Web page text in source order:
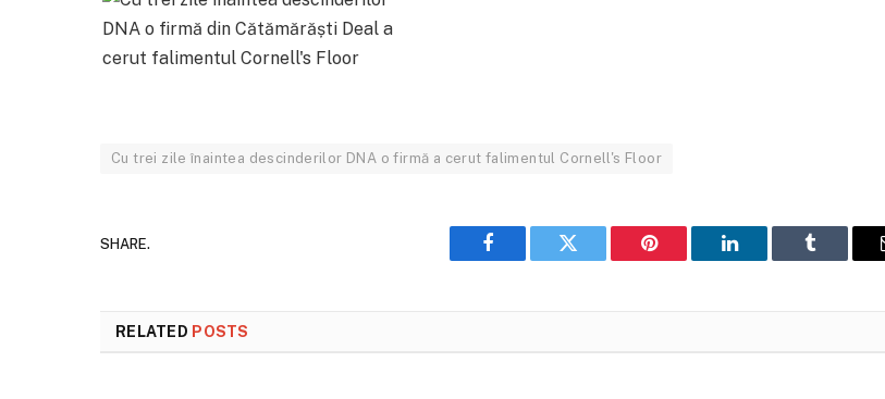
Cu trei zile înaintea descinderilor DNA o firmă a cerut falimentul Cornell's Floor
SHARE.
Facebook Twitter Pinterest LinkedIn Tumblr
RELATED POSTS